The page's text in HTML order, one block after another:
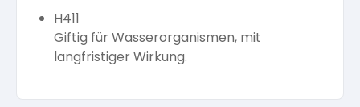
H411
Giftig für Wasserorganismen, mit
langfristiger Wirkung.